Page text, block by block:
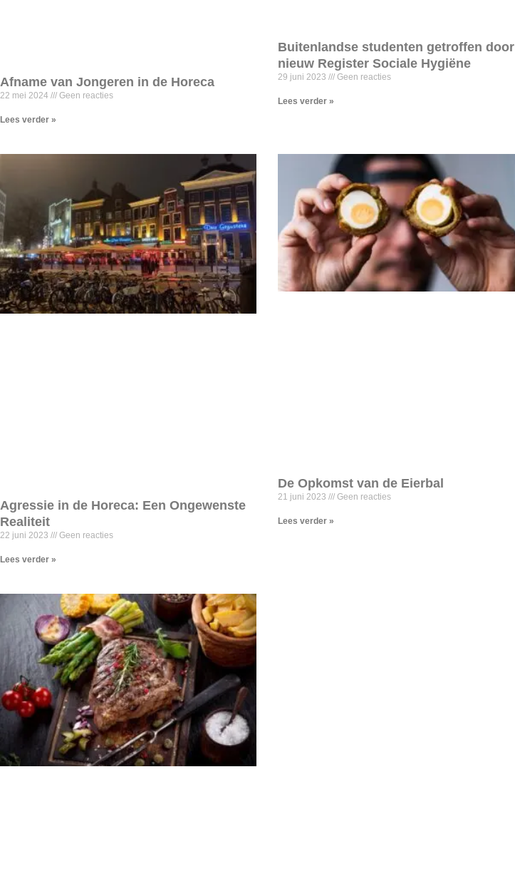
Afname van Jongeren in de Horeca
22 mei 2024 Geen reacties
Lees verder »
Buitenlandse studenten getroffen door
nieuw Register Sociale Hygiëne
29 juni 2023 Geen reacties
Lees verder »
Agressie in de Horeca: Een Ongewenste
Realiteit
22 juni 2023 Geen reacties
Lees verder »
De Opkomst van de Eierbal
21 juni 2023 Geen reacties
Lees verder »